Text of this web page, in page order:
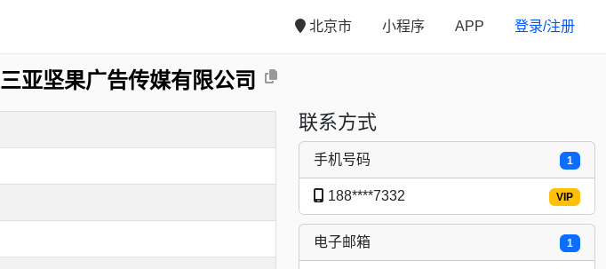
北京市 小程序 APP 登录/注册
三亚坚果广告传媒有限公司
联系方式
1
手机号码
VIP
188****7332
1
电子邮箱